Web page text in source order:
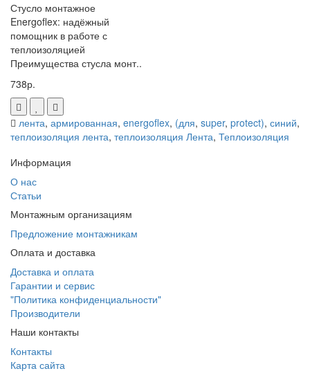
Стусло монтажное
Energoflex: надёжный
помощник в работе с
теплоизоляцией
Преимущества стусла монт..
738р.
лента, армированная, energoflex, (для, super, protect), синий,
теплоизоляция лента, теплоизоляция Лента, Теплоизоляция
Информация
О нас
Статьи
Монтажным организациям
Предложение монтажникам
Оплата и доставка
Доставка и оплата
Гарантии и сервис
"Политика конфиденциальности"
Производители
Наши контакты
Контакты
Карта сайта